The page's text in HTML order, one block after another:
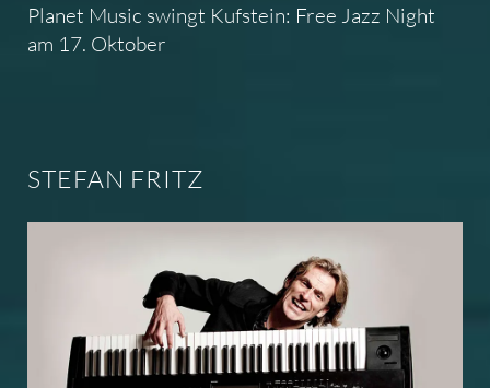
Planet Music swingt Kufstein: Free Jazz Night
am 17. Oktober
STEFAN FRITZ